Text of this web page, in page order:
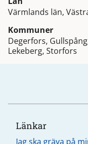
Värmlands län,
Kommuner
Degerfors,
Lekeberg, Storfors
Länkar
Jag ska gräva på